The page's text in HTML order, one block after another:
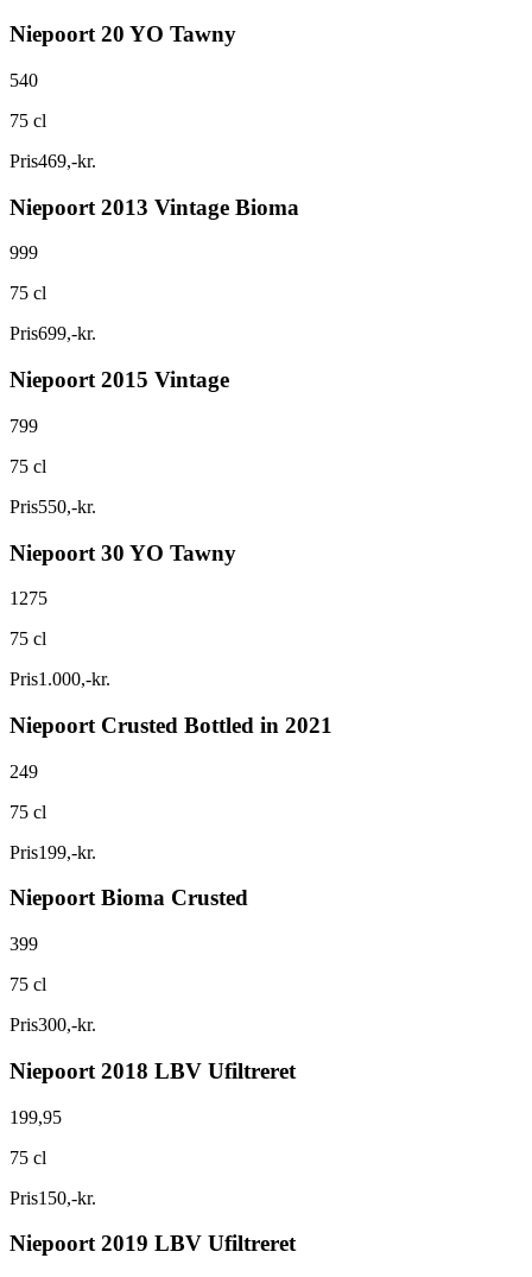
Niepoort 20 YO Tawny
540
75 cl
Pris469,-kr.
Niepoort 2013 Vintage Bioma
999
75 cl
Pris699,-kr.
Niepoort 2015 Vintage
799
75 cl
Pris550,-kr.
Niepoort 30 YO Tawny
1275
75 cl
Pris1.000,-kr.
Niepoort Crusted Bottled in 2021
249
75 cl
Pris199,-kr.
Niepoort Bioma Crusted
399
75 cl
Pris300,-kr.
Niepoort 2018 LBV Ufiltreret
199,95
75 cl
Pris150,-kr.
Niepoort 2019 LBV Ufiltreret